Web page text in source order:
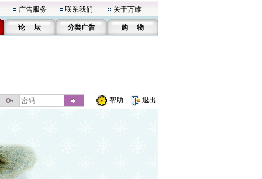
广告服务 联系我们 关于万维
论 坛 分类广告 购 物
帮助 退出